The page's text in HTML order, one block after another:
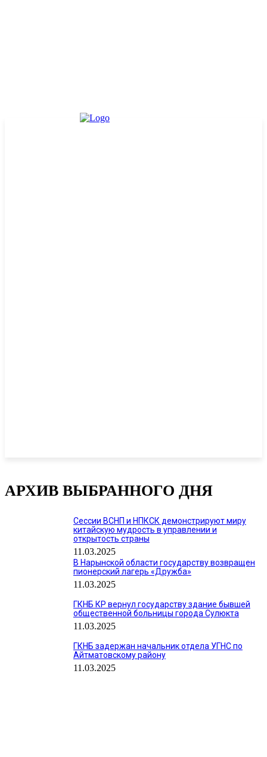
АРХИВ ВЫБРАННОГО ДНЯ
Сессии ВСНП и НПКСК демонстрируют миру
китайскую мудрость в управлении и
открытость страны
11.03.2025
В Нарынской области государству возвращен
пионерский лагерь «Дружба»
11.03.2025
ГКНБ КР вернул государству здание бывшей
общественной больницы города Сулюкта
11.03.2025
ГКНБ задержан начальник отдела УГНС по
Айтматовскому району
11.03.2025